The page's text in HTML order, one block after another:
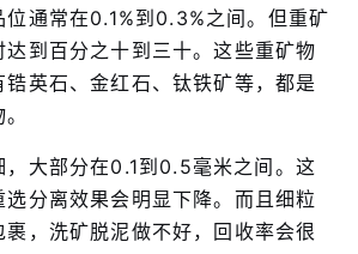
位通常在0.1%到0.3%之间。但重矿
到百分之十到三十。这些重矿物
锆英石、金红石、钛铁矿等，都是
，大部分在0.1到0.5毫米之间。这
分离效果会明显下降。而且细粒
，洗矿脱泥做不好，回收率会很